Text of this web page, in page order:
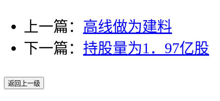
上一篇： 高线做为建料
下一篇： 持股量为1．97亿股
返回上一级